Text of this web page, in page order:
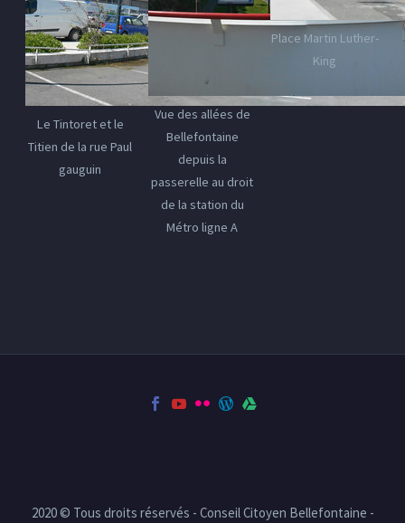
Le Tintoret et le
Titien de la rue Paul
gauguin
Vue des allées de
Bellefontaine
depuis la
passerelle au droit
de la station du
Métro ligne A
Place Martin Luther-
King
2020 © Tous droits réservés - Conseil Citoyen Bellefontaine -